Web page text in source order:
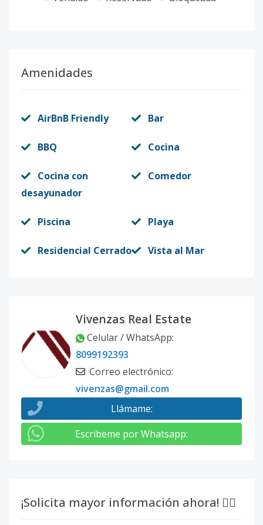
X SC
C-2A 3 2
Amenidades
AirBnB Friendly Bar
BBQ Cocina
Cocina con
desayunador
Comedor
Piscina Playa
Residencial Cerrado Vista al Mar
Vivenzas Real Estate
Celular / WhatsApp:
8099192393
Correo electrónico:
vivenzas@gmail.com
Llámame:
Escribeme por Whatsapp:
¡Solicita mayor información ahora! 👇🏽